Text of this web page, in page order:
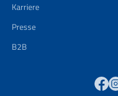
Karriere
Presse
B2B